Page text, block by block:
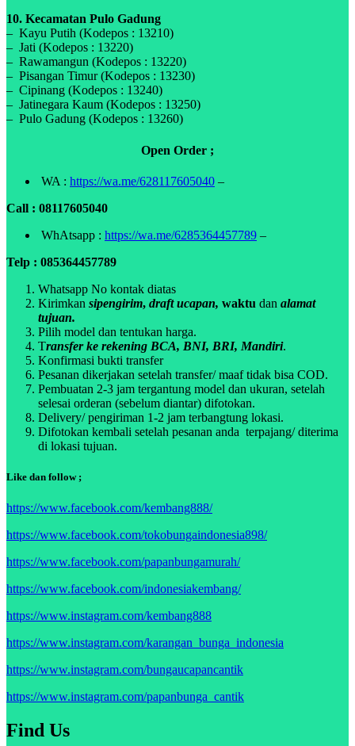
10. Kecamatan Pulo Gadung
– Kayu Putih (Kodepos : 13210)
– Jati (Kodepos : 13220)
– Rawamangun (Kodepos : 13220)
– Pisangan Timur (Kodepos : 13230)
– Cipinang (Kodepos : 13240)
– Jatinegara Kaum (Kodepos : 13250)
– Pulo Gadung (Kodepos : 13260)
Open Order ;
WA : https://wa.me/628117605040 –
Call : 08117605040
WhAtsapp : https://wa.me/6285364457789 –
Telp : 085364457789
Whatsapp No kontak diatas
Kirimkan sipengirim, draft ucapan, waktu dan alamat
tujuan.
Pilih model dan tentukan harga.
Transfer ke rekening BCA, BNI, BRI, Mandiri.
Konfirmasi bukti transfer
Pesanan dikerjakan setelah transfer/ maaf tidak bisa COD.
Pembuatan 2-3 jam tergantung model dan ukuran, setelah
selesai orderan (sebelum diantar) difotokan.
Delivery/ pengiriman 1-2 jam terbangtung lokasi.
Difotokan kembali setelah pesanan anda terpajang/ diterima
di lokasi tujuan.
Like dan follow ;
https://www.facebook.com/kembang888/
https://www.facebook.com/tokobungaindonesia898/
https://www.facebook.com/papanbungamurah/
https://www.facebook.com/indonesiakembang/
https://www.instagram.com/kembang888
https://www.instagram.com/karangan_bunga_indonesia
https://www.instagram.com/bungaucapancantik
https://www.instagram.com/papanbunga_cantik
Find Us